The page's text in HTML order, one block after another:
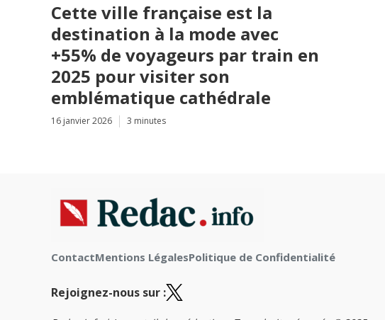
Cette ville française est la
destination à la mode avec
+55% de voyageurs par train en
2025 pour visiter son
emblématique cathédrale
16 janvier 2026 3 minutes
ContactMentions LégalesPolitique de Confidentialité
Rejoignez-nous sur :